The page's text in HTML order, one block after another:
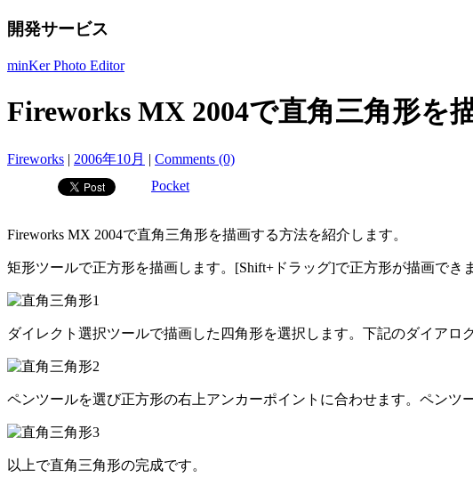
開発サービス
minKer Photo Editor
Fireworks MX 2004で直角三角形を
Fireworks | 2006年10月 | Comments (0)
Pocket
Fireworks MX 2004で直角三角形を描画する方法を紹介します。
矩形ツールで正方形を描画します。[Shift+ドラッグ]で正方形が描画でき
ダイレクト選択ツールで描画した四角形を選択します。下記のダイア
ペンツールを選び正方形の右上アンカーポイントに合わせます。ペンツ
以上で直角三角形の完成です。